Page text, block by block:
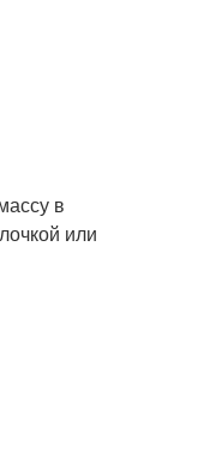
в
или